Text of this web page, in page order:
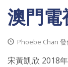
澳門電
Phoebe Chan
宋黃凱欣 2018